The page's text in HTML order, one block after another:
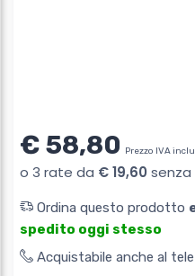
€ 58,80 Prezzo IVA
Ordina questo prodotto
spedito oggi stesso
Acquistabile anche al